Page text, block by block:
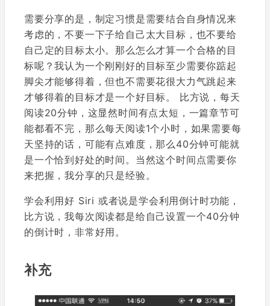
需要分享的是，制定习惯是需要结合自身情况来
考虑的，不要一下子给自己太大目标，也不要给
自己定的目标太小。那么怎么才算一个合格的目
标呢？我认为一个刚刚好的目标至少需要你踮起
脚尖才能够得着，但也不需要花很大力气跳起来
才够得着的目标才是一个好目标。 比方说，每天
阅读20分钟，这显然时间有点太短，一篇章节可
能都看不完，那么每天阅读1个小时，如果需要每
天坚持的话，可能有点难度，那么40分钟可能就
是一个恰到好处的时间。当然这个时间点需要你
来把握，我分享的只是经验。
学会利用好 Siri 或者说是学会利用倒计时功能，
比方说，我每次阅读都是给自己设置一个40分钟
的倒计时，非常好用。
补充